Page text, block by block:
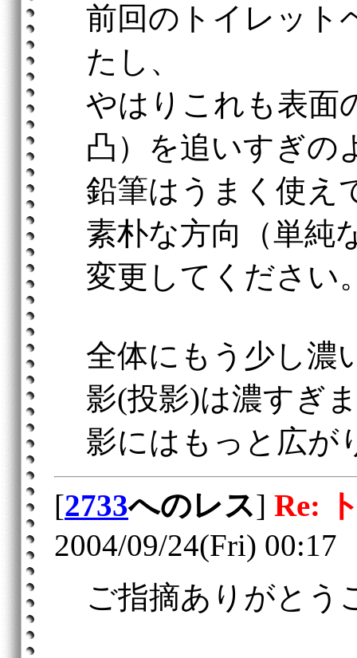
前回のトイレット
たし、
やはりこれも表面
凸）を追いすぎの
鉛筆はうまく使え
素朴な方向（単純
変更してください
全体にもう少し濃
影(投影)は濃すぎ
影にはもっと広が
[2733へのレス] Re:
2004/09/24(Fri) 00:17
ご指摘ありがとう